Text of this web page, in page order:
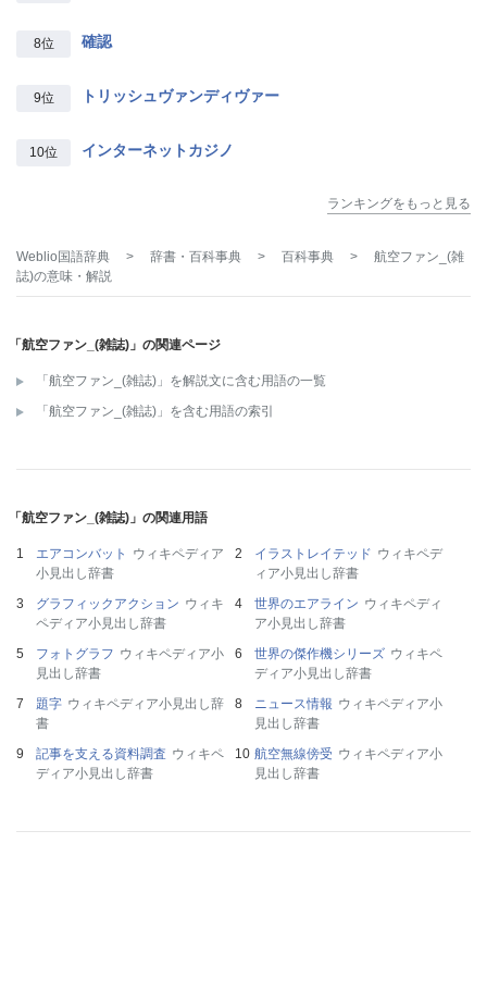
8位 確認
9位 トリッシュヴァンディヴァー
10位 インターネットカジノ
ランキングをもっと見る
Weblio国語辞典 > 辞書・百科事典 > 百科事典 >
航空ファン_(雑
誌)の意味・解説
「航空ファン_(雑誌)」の関連ページ
「航空ファン_(雑誌)」を解説文に含む用語の一覧
「航空ファン_(雑誌)」を含む用語の索引
「航空ファン_(雑誌)」の関連用語
エアコンバット
ウィキペディア
小見出し辞書
イラストレイテッド ウィキペデ
ィア小見出し辞書
グラフィックアクション ウィキ
ペディア小見出し辞書
世界のエアライン ウィキペディ
ア小見出し辞書
フォトグラフ ウィキペディア小
見出し辞書
世界の傑作機シリーズ ウィキペ
ディア小見出し辞書
題字 ウィキペディア小見出し辞
書
ニュース情報 ウィキペディア小
見出し辞書
記事を支える資料調査 ウィキペ
ディア小見出し辞書
航空無線傍受 ウィキペディア小
見出し辞書